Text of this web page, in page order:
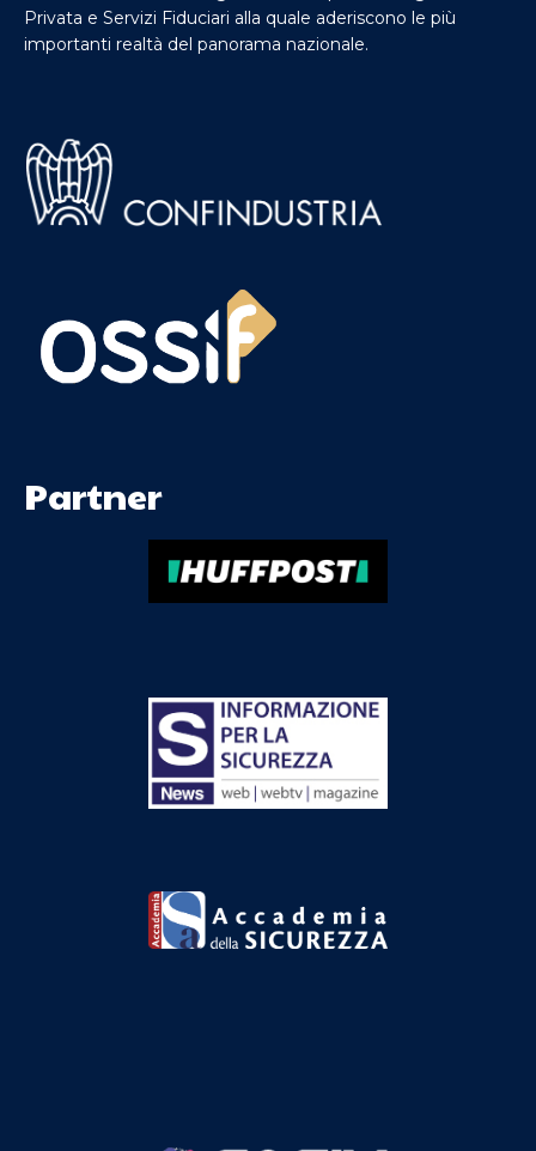
Privata e Servizi Fiduciari alla quale aderiscono le più
importanti realtà del panorama nazionale.
Partner